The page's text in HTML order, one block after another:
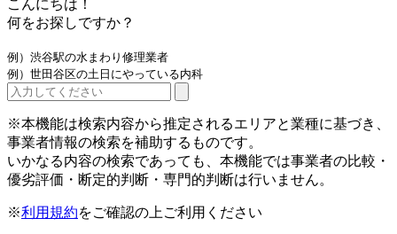
こんにちは！
何をお探しですか？
例）渋谷駅の水まわり修理業者
例）世田谷区の土日にやっている内科
※本機能は検索内容から推定されるエリアと業種に基づき、
事業者情報の検索を補助するものです。
いかなる内容の検索であっても、本機能では事業者の比較・
優劣評価・断定的判断・専門的判断は行いません。
※利用規約をご確認の上ご利用ください